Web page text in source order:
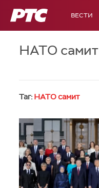
РТС ВЕСТИ
НАТО самит
Таг: НАТО самит